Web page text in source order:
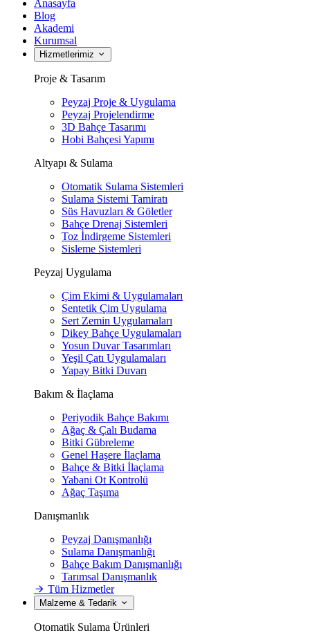
Anasayfa
Blog
Akademi
Kurumsal
Hizmetlerimiz
Proje & Tasarım
Peyzaj Proje & Uygulama
Peyzaj Projelendirme
3D Bahçe Tasarımı
Hobi Bahçesi Yapımı
Altyapı & Sulama
Otomatik Sulama Sistemleri
Sulama Sistemi Tamiratı
Süs Havuzları & Göletler
Bahçe Drenaj Sistemleri
Toz İndirgeme Sistemleri
Sisleme Sistemleri
Peyzaj Uygulama
Çim Ekimi & Uygulamaları
Sentetik Çim Uygulama
Sert Zemin Uygulamaları
Dikey Bahçe Uygulamaları
Yosun Duvar Tasarımları
Yeşil Çatı Uygulamaları
Yapay Bitki Duvarı
Bakım & İlaçlama
Periyodik Bahçe Bakımı
Ağaç & Çalı Budama
Bitki Gübreleme
Genel Haşere İlaçlama
Bahçe & Bitki İlaçlama
Yabani Ot Kontrolü
Ağaç Taşıma
Danışmanlık
Peyzaj Danışmanlığı
Sulama Danışmanlığı
Bahçe Bakım Danışmanlığı
Tarımsal Danışmanlık
Tüm Hizmetler
Malzeme & Tedarik
Otomatik Sulama Ürünleri